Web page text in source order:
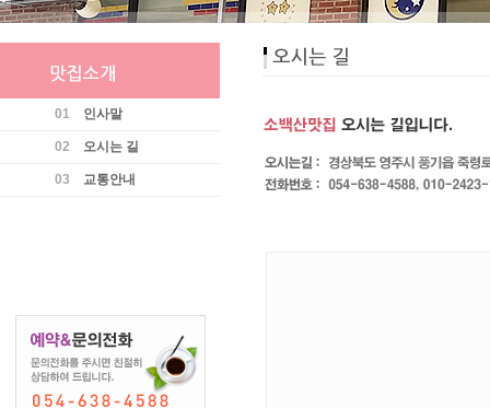
01 인사말
02 오시는 길
03 교통안내